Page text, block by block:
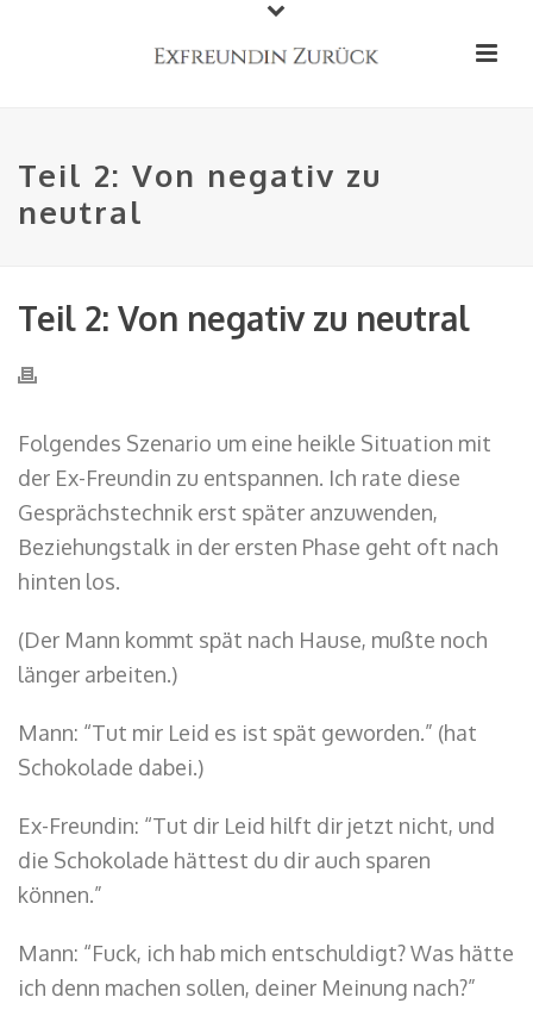
Teil 2: Von negativ zu
neutral
Teil 2: Von negativ zu neutral
Folgendes Szenario um eine heikle Situation mit
der Ex-Freundin zu entspannen. Ich rate diese
Gesprächstechnik erst später anzuwenden,
Beziehungstalk in der ersten Phase geht oft nach
hinten los.
(Der Mann kommt spät nach Hause, mußte noch
länger arbeiten.)
Mann: “Tut mir Leid es ist spät geworden.” (hat
Schokolade dabei.)
Ex-Freundin: “Tut dir Leid hilft dir jetzt nicht, und
die Schokolade hättest du dir auch sparen
können.”
Mann: “Fuck, ich hab mich entschuldigt? Was hätte
ich denn machen sollen, deiner Meinung nach?”